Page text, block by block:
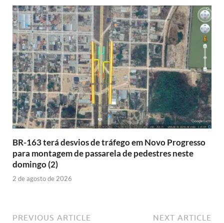
BR-163 terá desvios de tráfego em Novo Progresso
para montagem de passarela de pedestres neste
domingo (2)
2 de agosto de 2026
PREVIOUS ARTICLE NEXT ARTICLE